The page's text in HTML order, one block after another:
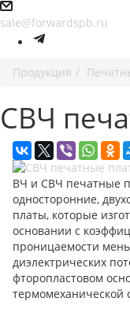
sale@forwardspb.ru
Продукция
СВЧ
ВЧ и СВЧ печатные
односторонние,
платы, которые
основании с
проницаемости
диэлектрических
фторопластовом
термомеханической